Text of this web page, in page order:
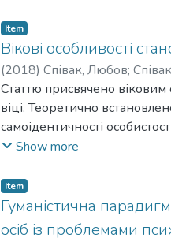
Item
Вікові особливості
(2018) Співак, Любов;
Статтю присвячено віковим
віці. Теоретично
самоідентичності
що в пізній юності процес
самореалізації в особистій
сімейних ролей і
та практики.
Show more
Item
Гуманістична
осіб із проблемами